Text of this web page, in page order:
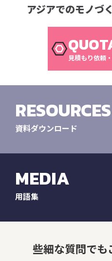
アジアでのモノづ
見積もり依頼
RESOURCES
資料ダウンロード
MEDIA
用語集
些細な質問でも